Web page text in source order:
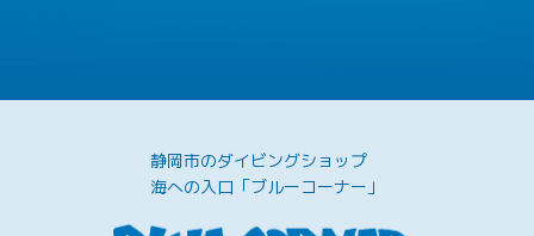
静岡市のダイビングショップ
海への入口「ブルーコーナー」